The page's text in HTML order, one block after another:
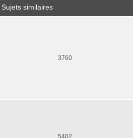
Sujets similaires
3760
5402